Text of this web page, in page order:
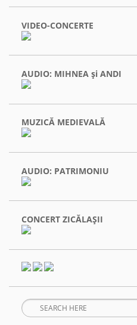
VIDEO-CONCERTE
AUDIO: MIHNEA şi ANDI
MUZICĂ MEDIEVALĂ
AUDIO: PATRIMONIU
CONCERT ZICĂLAŞII